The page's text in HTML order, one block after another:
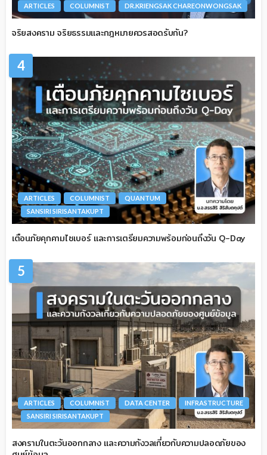
ARTICLES COLUMNIST DR.KRIENGSAK CHAREONWONGSAK
จริยสงคราม จริยธรรมและกฎหมายควรสอดรับกัน?
4
ARTICLES COLUMNIST
QUANTUM
SANSIRI SIRISANTAKUPT
เตือนภัยคุกคามไซเบอร์ และการเตรียมความพร้อมก่อนถึงวัน Q-Day
5
ARTICLES COLUMNIST DATA CENTER
INFRASTRUCTURE
SANSIRI SIRISANTAKUPT
สงครามในตะวันออกกลาง และความกังวลเกี่ยวกับความปลอดภัยของ